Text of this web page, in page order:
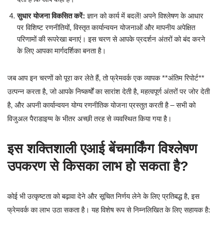
सुधार योजना विकसित करें: ज्ञान को कार्य में बदलें! अपने विश्लेषण के आधार
पर विशिष्ट रणनीतियों, विस्तृत कार्यान्वयन योजनाओं और मापनीय अपेक्षित
परिणामों की रूपरेखा बनाएं। इस चरण से आपके प्रदर्शन अंतरों को बंद करने
के लिए आपका मार्गदर्शिका बनता है।
जब आप इन चरणों को पूरा कर लेते हैं, तो फ्रेमवर्क एक व्यापक **अंतिम रिपोर्ट**
उत्पन्न करता है, जो आपके निष्कर्षों का सारांश देती है, महत्वपूर्ण अंतरों पर जोर देती
है, और अपनी कार्यान्वयन योग्य रणनीतिक योजना प्रस्तुत करती है – सभी को
विजुअल पैराडाइग्म के भीतर अच्छी तरह से व्यवस्थित किया गया है।
इस शक्तिशाली एआई बेंचमार्किंग विश्लेषण
उपकरण से किसका लाभ हो सकता है?
कोई भी उत्कृष्टता को बढ़ावा देने और सूचित निर्णय लेने के लिए प्रतिबद्ध है, इस
फ्रेमवर्क का लाभ उठा सकता है। यह विशेष रूप से निम्नलिखित के लिए सहायक है: